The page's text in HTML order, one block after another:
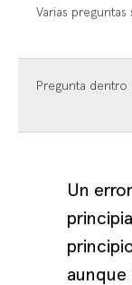
Varias preguntas
Pregunta dentro
Un
aunque